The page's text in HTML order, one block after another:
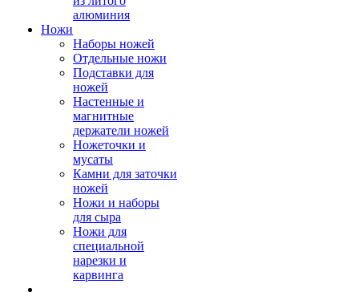
алюминия
Ножи
Наборы ножей
Отдельные ножи
Подставки для
ножей
Настенные и
магнитные
держатели ножей
Ножеточки и
мусаты
Камни для заточки
ножей
Ножи и наборы
для сыра
Ножи для
специальной
нарезки и
карвинга